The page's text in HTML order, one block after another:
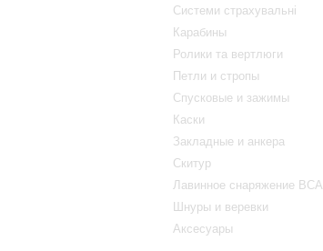
Системи страхувальні
Карабины
Ролики та вертлюги
Петли и стропы
Спусковые и зажимы
Каски
Закладные и анкера
Скитур
Лавинное снаряжение BCA
Шнуры и веревки
Аксесуары